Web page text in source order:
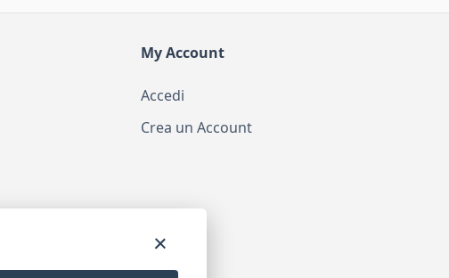
My Account
Accedi
Crea un Account